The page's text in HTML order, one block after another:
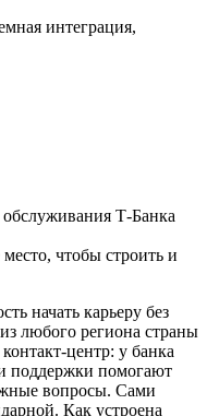
интеграция,
обслуживания Т-Банка
чтобы строить и
начать карьеру без
любого региона страны
центр: у банка
поддержки помогают
вопросы. Сами
Как устроена